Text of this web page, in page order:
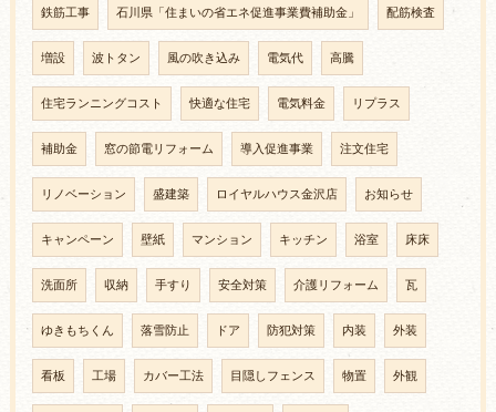
鉄筋工事 石川県「住まいの省エネ促進事業費補助金」 配筋検査
増設 波トタン 風の吹き込み 電気代 高騰
住宅ランニングコスト 快適な住宅 電気料金 リプラス
補助金 窓の節電リフォーム 導入促進事業 注文住宅
リノベーション 盛建築 ロイヤルハウス金沢店 お知らせ
キャンペーン 壁紙 マンション キッチン 浴室 床床
洗面所 収納 手すり 安全対策 介護リフォーム 瓦
ゆきもちくん 落雪防止 ドア 防犯対策 内装 外装
看板 工場 カバー工法 目隠しフェンス 物置 外観